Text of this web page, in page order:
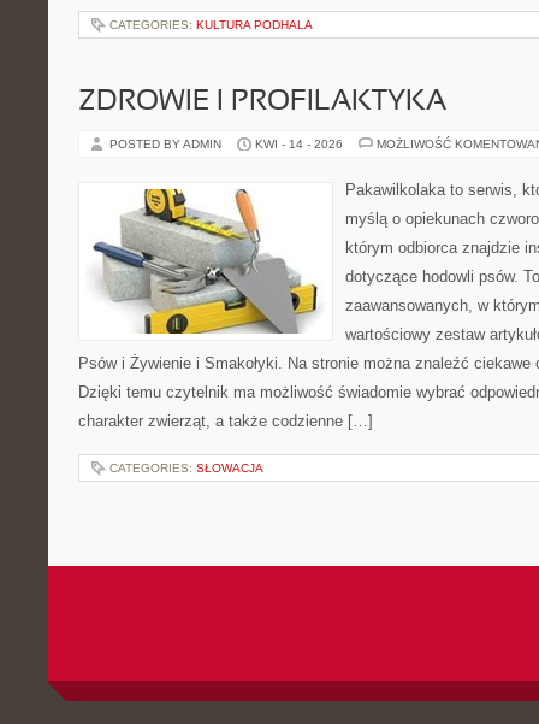
CATEGORIES: KULTURA PODHALA
ZDROWIE I PROFILAKTYKA
POSTED BY ADMIN KWI - 14 - 2026 MOŻLIWOŚĆ
Pakawilkolaka to serwis,
myślą o opiekunach
którym odbiorca znajdzie
dotyczące hodowli psów.
zaawansowanych, w
wartościowy zestaw
Psów i Żywienie i Smakołyki. Na stronie można znaleźć ciekawe
Dzięki temu czytelnik ma możliwość świadomie wybrać
charakter zwierząt, a także codzienne […]
CATEGORIES: SŁOWACJA